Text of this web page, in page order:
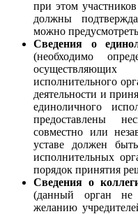
при этом
должны
можно
Сведения о
(необходимо
исполнительного
деятельности и
единоличного
предоставлены
совместно или
уставе должен
исполнительных
порядок принятия
Сведения о
(данный орган не
желанию